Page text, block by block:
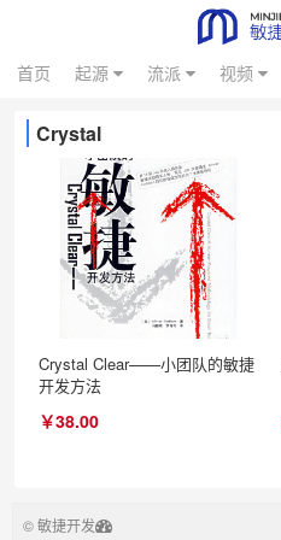
首页 起源 流派 视频
Crystal
Crystal Clear——小团队的敏捷
开发方法
￥38.00
© 敏捷开发